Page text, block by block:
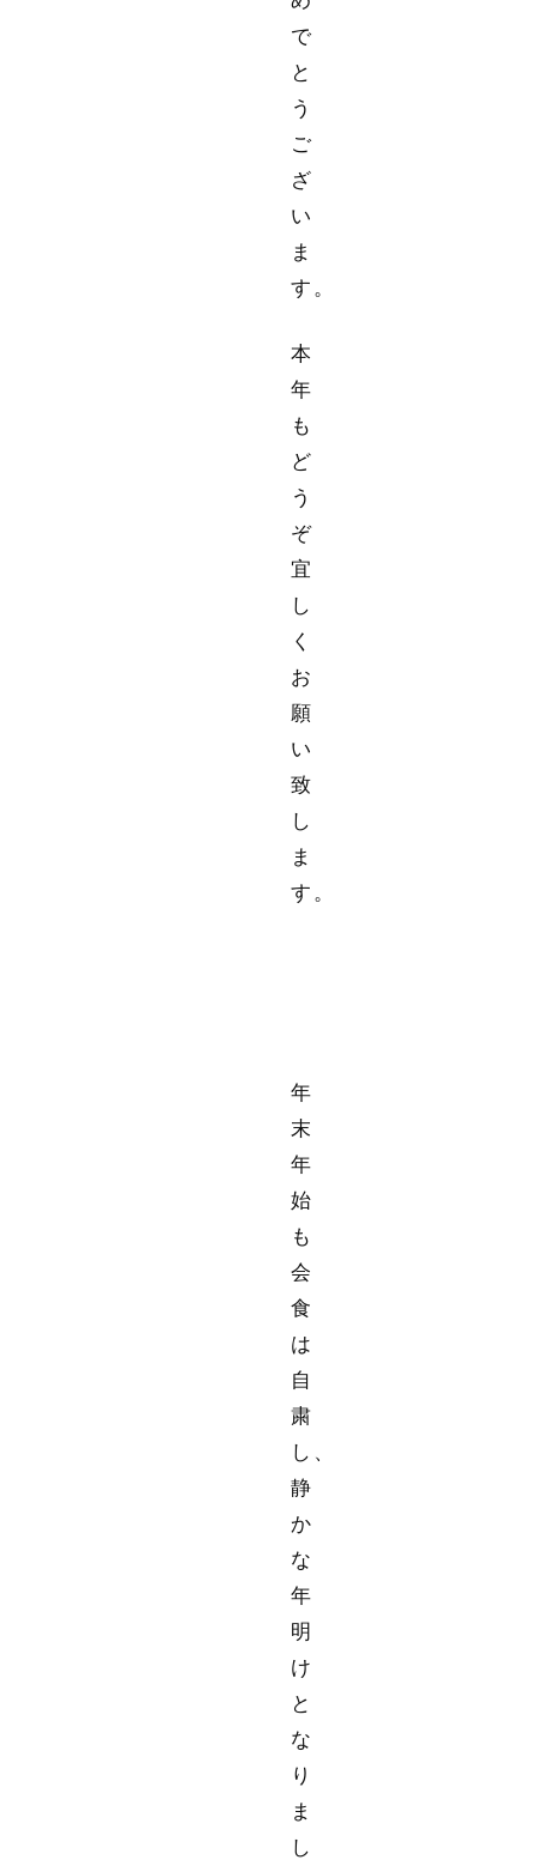
で
と
う
ご
ざ
い
ま
す。
本
年
も
ど
う
ぞ
宜
し
く
お
願
い
致
し
ま
す。
年
末
年
始
も
会
食
は
自
粛
し、
静
か
な
年
明
け
と
な
り
ま
し